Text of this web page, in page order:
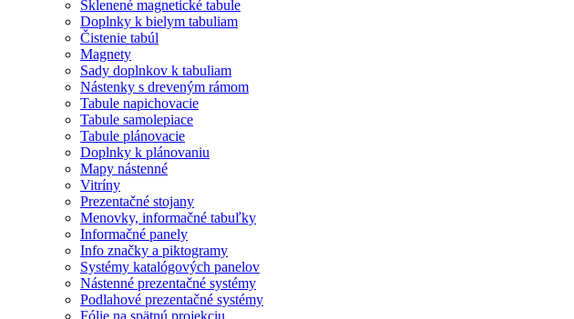
Sklenené magnetické tabule
Doplnky k bielym tabuliam
Čistenie tabúl
Magnety
Sady doplnkov k tabuliam
Nástenky s dreveným rámom
Tabule napichovacie
Tabule samolepiace
Tabule plánovacie
Doplnky k plánovaniu
Mapy nástenné
Vitríny
Prezentačné stojany
Menovky, informačné tabuľky
Informačné panely
Info značky a piktogramy
Systémy katalógových panelov
Nástenné prezentačné systémy
Podlahové prezentačné systémy
Fólie na spätnú projekciu